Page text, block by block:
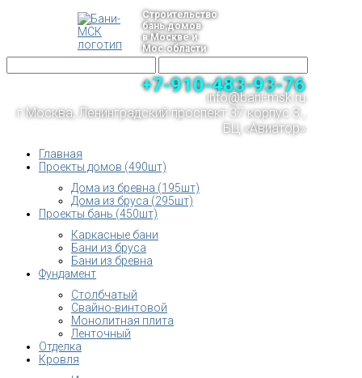
Строительство
бань,домов
в Москве и
Мос.области
+7-910-483-93-76
info@bani-msk.ru
г.Москва, Ленинградский проспект 37 корпус 3 ,
БЦ «Авиатор»
Главная
Проекты домов (490шт)
Дома из бревна (195шт)
Дома из бруса (295шт)
Проекты бань (450шт)
Каркасные бани
Бани из бруса
Бани из бревна
Фундамент
Столбчатый
Свайно-винтовой
Монолитная плита
Ленточный
Отделка
Кровля